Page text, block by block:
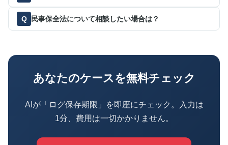
民事保全法について相談したい場合は？
あなたのケースを無料チェック
AIが「ログ保存期限」を即座にチェック。入力は
1分、費用は一切かかりません。